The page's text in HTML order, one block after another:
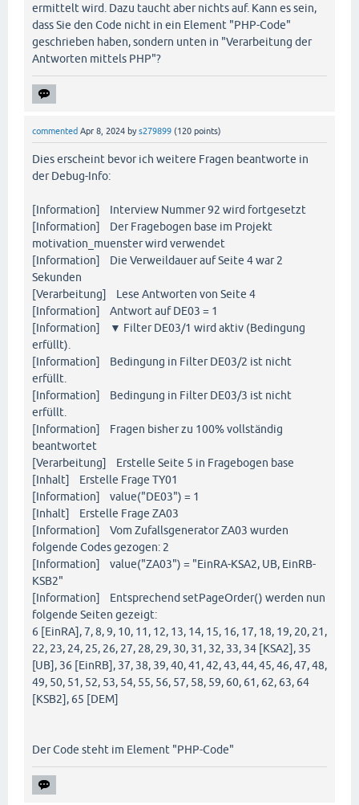
ermittelt wird. Dazu taucht aber nichts auf. Kann es sein,
dass Sie den Code nicht in ein Element "PHP-Code"
geschrieben haben, sondern unten in "Verarbeitung der
Antworten mittels PHP"?
commented Apr 8, 2024 bys279899 (120 points)
Dies erscheint bevor ich weitere Fragen beantworte in
der Debug-Info:
[Information] Interview Nummer 92 wird fortgesetzt
[Information] Der Fragebogen base im Projekt
motivation_muenster wird verwendet
[Information] Die Verweildauer auf Seite 4 war 2
Sekunden
[Verarbeitung] Lese Antworten von Seite 4
[Information] Antwort auf DE03 = 1
[Information] ▼ Filter DE03/1 wird aktiv (Bedingung
erfüllt).
[Information] Bedingung in Filter DE03/2 ist nicht
erfüllt.
[Information] Bedingung in Filter DE03/3 ist nicht
erfüllt.
[Information] Fragen bisher zu 100% vollständig
beantwortet
[Verarbeitung] Erstelle Seite 5 in Fragebogen base
[Inhalt] Erstelle Frage TY01
[Information] value("DE03") = 1
[Inhalt] Erstelle Frage ZA03
[Information] Vom Zufallsgenerator ZA03 wurden
folgende Codes gezogen: 2
[Information] value("ZA03") = "EinRA-KSA2, UB, EinRB-
KSB2"
[Information] Entsprechend setPageOrder() werden nun
folgende Seiten gezeigt:
6 [EinRA], 7, 8, 9, 10, 11, 12, 13, 14, 15, 16, 17, 18, 19, 20, 21,
22, 23, 24, 25, 26, 27, 28, 29, 30, 31, 32, 33, 34 [KSA2], 35
[UB], 36 [EinRB], 37, 38, 39, 40, 41, 42, 43, 44, 45, 46, 47, 48,
49, 50, 51, 52, 53, 54, 55, 56, 57, 58, 59, 60, 61, 62, 63, 64
[KSB2], 65 [DEM]
Der Code steht im Element "PHP-Code"